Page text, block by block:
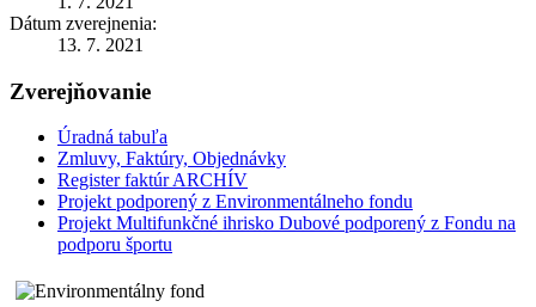
Dátum zverejnenia:
13. 7. 2021
Zverejňovanie
Úradná tabuľa
Zmluvy, Faktúry, Objednávky
Register faktúr ARCHÍV
Projekt podporený z Environmentálneho fondu
Projekt Multifunkčné ihrisko Dubové podporený z Fondu na
podporu športu